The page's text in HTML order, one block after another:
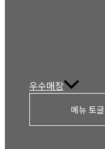
우수매장
메뉴 토글